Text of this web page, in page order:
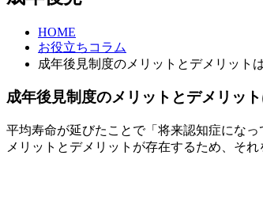
HOME
お役立ちコラム
成年後見制度のメリットとデメリット
成年後見制度のメリットとデメリッ
平均寿命が延びたことで「将来認知症にな
メリットとデメリットが存在するため、そ